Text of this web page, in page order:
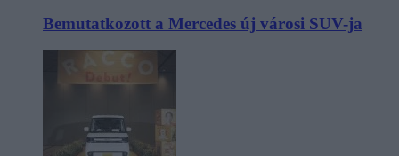
Bemutatkozott a Mercedes új városi SUV-ja